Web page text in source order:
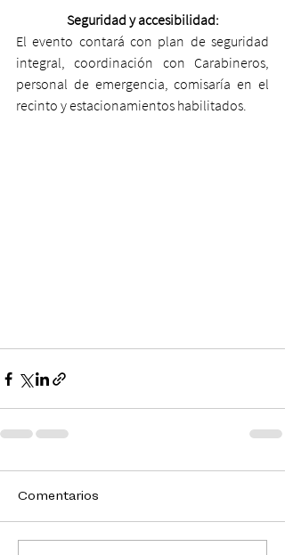
Seguridad y accesibilidad:
El evento contará con plan de seguridad
integral, coordinación con Carabineros,
personal de emergencia, comisaría en el
recinto y estacionamientos habilitados.
Comentarios